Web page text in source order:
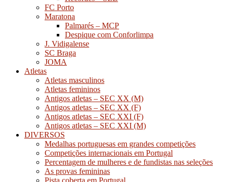
FC Porto
Maratona
Palmarés – MCP
Despique com Conforlimpa
J. Vidigalense
SC Braga
JOMA
Atletas
Atletas masculinos
Atletas femininos
Antigos atletas – SEC XX (M)
Antigos atletas – SEC XX (F)
Antigos atletas – SEC XXI (F)
Antigos atletas – SEC XXI (M)
DIVERSOS
Medalhas portuguesas em grandes competições
Competições internacionais em Portugal
Percentagem de mulheres e de fundistas nas seleções
As provas femininas
Pista coberta em Portugal